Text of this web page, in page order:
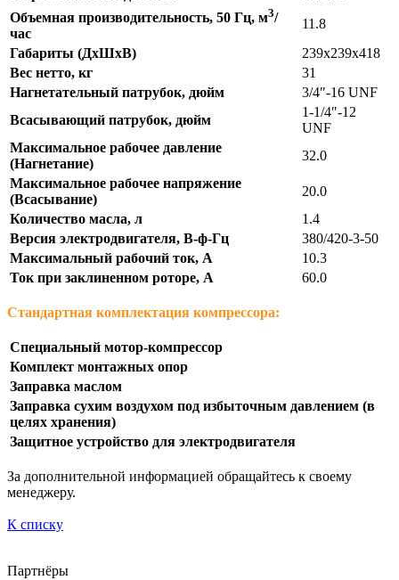
Объемная производительность, 50 Гц, м3/
час
11.8
Габариты (ДхШхВ)
239х239х418
Вес нетто, кг
31
Нагнетательный патрубок, дюйм
3/4″-16 UNF
Всасывающий патрубок, дюйм
1-1/4″-12
UNF
Максимальное рабочее давление
(Нагнетание)
32.0
Максимальное рабочее напряжение
(Всасывание)
20.0
Количество масла, л
1.4
Версия электродвигателя, В-ф-Гц
380/420-3-50
Максимальный рабочий ток, А
10.3
Ток при заклиненном роторе, А
60.0
Стандартная комплектация компрессора:
Специальный мотор-компрессор
Комплект монтажных опор
Заправка маслом
Заправка сухим воздухом под избыточным давлением (в
целях хранения)
Защитное устройство для электродвигателя
За дополнительной информацией обращайтесь к своему
менеджеру.
К списку
Партнёры